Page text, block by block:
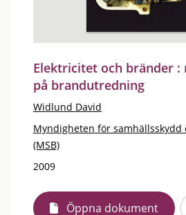
Elektricitet och bränder
på brandutredning
Widlund David
Myndigheten för samhällsskydd
(MSB)
2009
Öppna dokument